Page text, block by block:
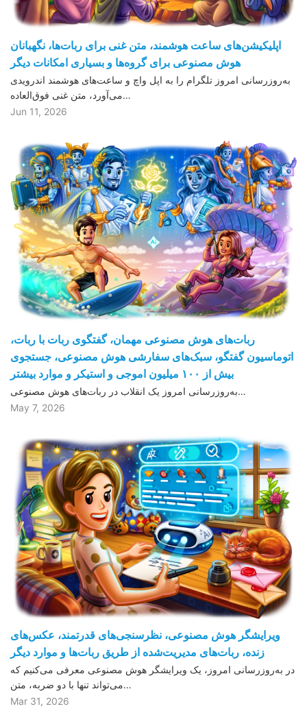
اپلیکیشن‌های ساعت هوشمند، متن غنی برای ربات‌ها، نگهبانان
هوش مصنوعی برای گروه‌ها و بسیاری امکانات دیگر
به‌روزرسانی امروز تلگرام را به اپل واچ و ساعت‌های هوشمند اندرویدی
می‌آورد، متن غنی فوق‌العاده…
Jun 11, 2026
ربات‌های هوش مصنوعی مهمان، گفتگوی ربات با ربات،
اتوماسیون گفتگو، سبک‌های سفارشی هوش مصنوعی، جستجوی
بیش از ١۰۰ میلیون اموجی و استیکر و موارد بیشتر
به‌روزرسانی امروز یک انقلاب در ربات‌های هوش مصنوعی…
May 7, 2026
ویرایشگر هوش مصنوعی، نظرسنجی‌های قدرتمند، عکس‌های
زنده، ربات‌های مدیریت‌شده از طریق ربات‌ها و موارد دیگر
در به‌روزرسانی امروز، یک ویرایشگر هوش مصنوعی معرفی می‌کنیم که
می‌تواند تنها با دو ضربه، متن…
Mar 31, 2026